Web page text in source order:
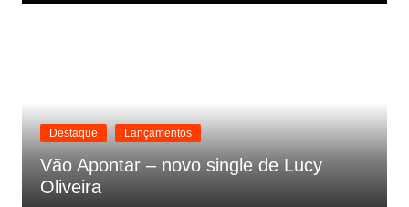
Destaque Lançamentos
Vão Apontar – novo single de Lucy
Oliveira